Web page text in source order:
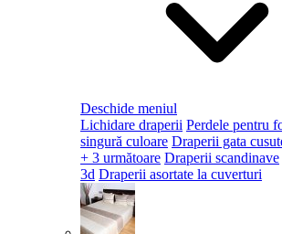
Deschide meniul
Lichidare draperii Perdele pentru
singură culoare Draperii gata
+ 3 următoare Draperii scandinave
3d Draperii asortate la cuverturi